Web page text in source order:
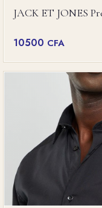
JACK ET JONES
10500 CFA